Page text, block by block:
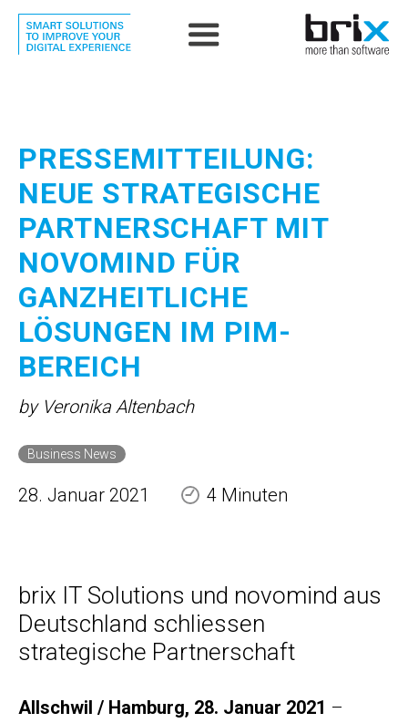
PRESSEMITTEILUNG:
NEUE STRATEGISCHE
PARTNERSCHAFT MIT
NOVOMIND FÜR
GANZHEITLICHE
LÖSUNGEN IM PIM-
BEREICH
by Veronika Altenbach
Business News
28. Januar 2021 4 Minuten
brix IT Solutions und novomind aus
Deutschland schliessen
strategische Partnerschaft
Allschwil / Hamburg, 28. Januar 2021 –